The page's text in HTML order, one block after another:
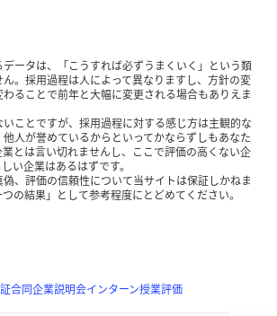
データは、「こうすれば必ずうまくいく」という類
。採用過程は人によって異なりますし、方針の変
ることで前年と大幅に変更される場合もありえま
ことですが、採用過程に対する感じ方は主観的な
人が誉めているからといってかならずしもあなた
とは言い切れませんし、ここで評価の高くない企
い企業はあるはずです。
、評価の信頼性について当サイトは保証しかねま
の結果」として参考程度にとどめてください。
合同企業説明会インターン授業評価